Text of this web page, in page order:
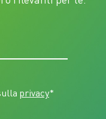
privacy*